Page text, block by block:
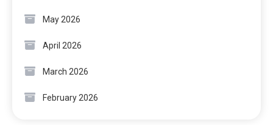
May 2026
April 2026
March 2026
February 2026